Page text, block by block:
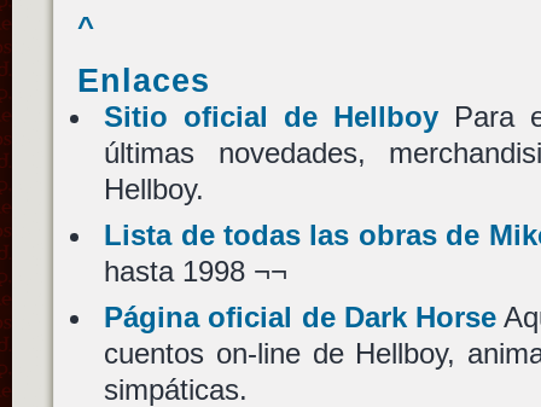
^
Enlaces
Sitio oficial de Hellboy Para
últimas novedades,
Hellboy.
Lista de todas las obras de
hasta 1998 ¬¬
Página oficial de Dark Horse
cuentos on-line de Hellboy,
simpáticas.